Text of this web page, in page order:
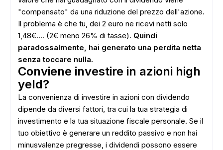
ADS
"compensato" da una riduzione del prezzo dell'azione.
Il problema è che tu, dei 2 euro ne ricevi netti solo
1,48€.... (2€ meno 26% di tasse). Quindi
paradossalmente, hai generato una perdita netta
senza toccare nulla.
Conviene investire in azioni high
yeld?
La convenienza di investire in azioni con dividendo
dipende da diversi fattori, tra cui la tua strategia di
investimento e la tua situazione fiscale personale. Se il
tuo obiettivo è generare un reddito passivo e non hai
minusvalenze pregresse, i dividendi possono essere